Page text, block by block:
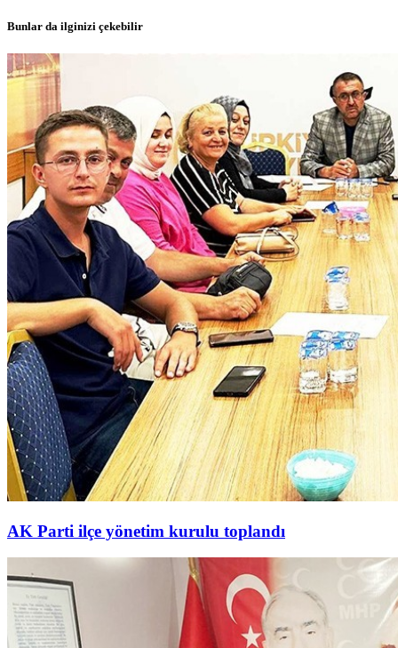
Bunlar da ilginizi çekebilir
AK Parti ilçe yönetim kurulu toplandı